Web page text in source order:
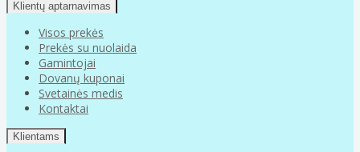
Klientų aptarnavimas
Visos prekės
Prekės su nuolaida
Gamintojai
Dovanų kuponai
Svetainės medis
Kontaktai
Klientams